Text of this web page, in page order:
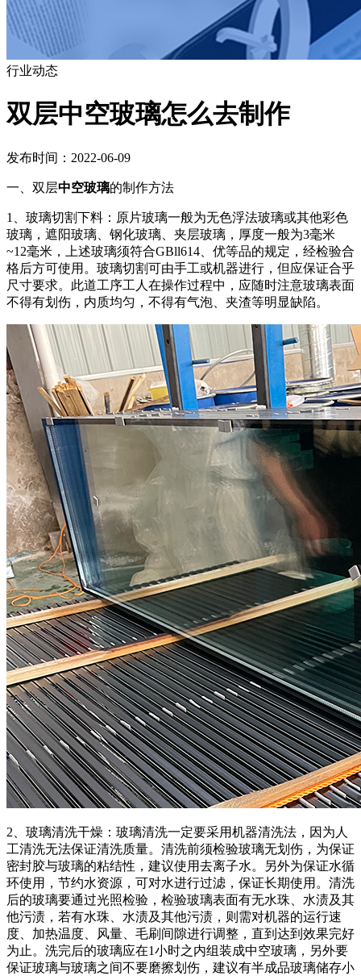
行业动态
双层中空玻璃怎么去制作
发布时间：2022-06-09
一、双层中空玻璃的制作方法
1、玻璃切割下料：原片玻璃一般为无色浮法玻璃或其他彩色
玻璃，遮阳玻璃、钢化玻璃、夹层玻璃，厚度一般为3毫米
~12毫米，上述玻璃须符合GBll614、优等品的规定，经检验合
格后方可使用。玻璃切割可由手工或机器进行，但应保证合乎
尺寸要求。此道工序工人在操作过程中，应随时注意玻璃表面
不得有划伤，内质均匀，不得有气泡、夹渣等明显缺陷。
2、玻璃清洗干燥：玻璃清洗一定要采用机器清洗法，因为人
工清洗无法保证清洗质量。清洗前须检验玻璃无划伤，为保证
密封胶与玻璃的粘结性，建议使用去离子水。另外为保证水循
环使用，节约水资源，可对水进行过滤，保证长期使用。清洗
后的玻璃要通过光照检验，检验玻璃表面有无水珠、水渍及其
他污渍，若有水珠、水渍及其他污渍，则需对机器的运行速
度、加热温度、风量、毛刷间隙进行调整，直到达到效果完好
为止。洗完后的玻璃应在1小时之内组装成中空玻璃，另外要
保证玻璃与玻璃之间不要磨擦划伤，建议有半成品玻璃储存小